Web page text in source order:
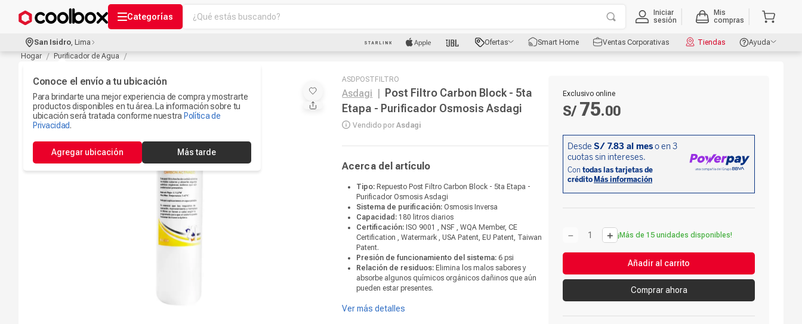
Categorías
¿Qué estás buscando?
3.
Ipad
Iphone 17
Microfono
Camaras Seguridad
7
8
Iniciar
sesión
Mis
compras
San Isidro, Lima
Conoce el envío a tu ubicación
Para brindarte una mejor experiencia de compra y mostrarte
productos disponibles en tu área. La información sobre tu
ubicación será tratada conforme nuestra Política de
Privacidad.
Agregar ubicación Más tarde
Ofertas Smart Home Ventas Corporativas Tiendas
Ayuda
Hogar
Purificador de Agua
ASDPOSTFILTRO
Asdagi
Post Filtro Carbon Block - 5ta
Etapa - Purificador Osmosis Asdagi
Vendido por Asdagi
Acerca del artículo
Tipo: Repuesto Post Filtro Carbon Block - 5ta Etapa -
Purificador Osmosis Asdagi
Sistema de purificación:Osmosis Inversa
Capacidad: 180 litros diarios
Certificación: ISO 9001 , NSF , WQA Member, CE
Certification , Watermark , USA Patent, EU Patent, Taiwan
Patent.
Presión de funcionamiento del sistema:6 psi
Relación de residuos: Elimina los malos sabores y
absorbe algunos químicos orgánicos dañinos que aún
pueden estar presentes.
Ver más detalles
Exclusivo online
S/ 75.00
＋
－ ¡Más de 15 unidades disponibles!
Añadir al carrito
Comprar ahora